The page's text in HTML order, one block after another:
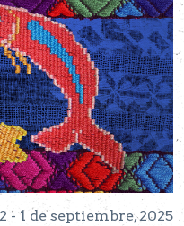
- 1 de septiembre, 2025